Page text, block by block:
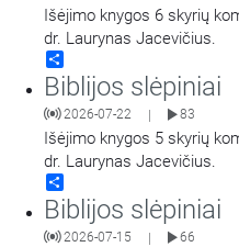
Išėjimo knygos 6 skyrių
dr. Laurynas Jacevičius.
Biblijos slėpiniai
2026-07-22 | 83
Išėjimo knygos 5 skyrių
dr. Laurynas Jacevičius.
Biblijos slėpiniai
2026-07-15 | 66